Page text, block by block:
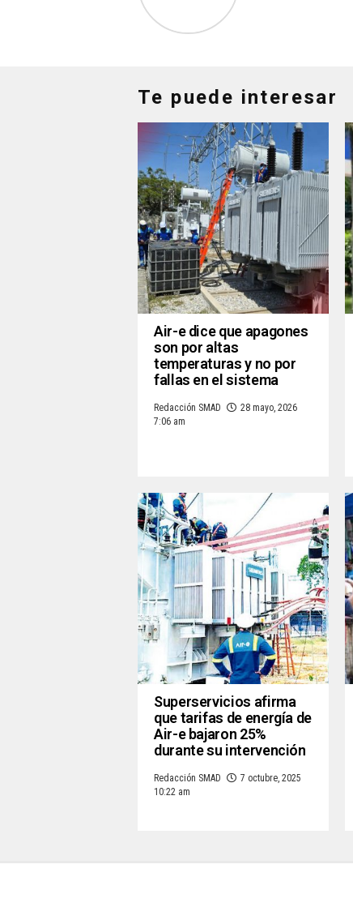
Te puede interesar
Air-e dice que apagones
son por altas
temperaturas y no por
fallas en el sistema
Redacción SMAD
28 mayo, 2026
7:06 am
Superservicios afirma
que tarifas de energía de
Air-e bajaron 25%
durante su intervención
Redacción SMAD
7 octubre, 2025
10:22 am